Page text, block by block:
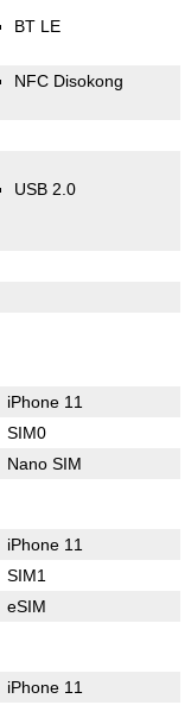
BT LE
NFC Disokong
USB 2.0
iPhone 11
SIM0
Nano SIM
iPhone 11
SIM1
eSIM
iPhone 11